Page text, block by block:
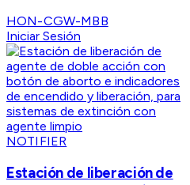
HON-CGW-MBB
Iniciar Sesión
NOTIFIER
Estación de liberación de